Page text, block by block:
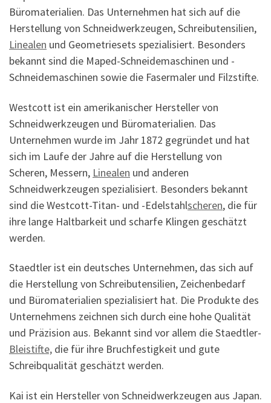
Büromaterialien. Das Unternehmen hat sich auf die
Herstellung von Schneidwerkzeugen, Schreibutensilien,
Linealen und Geometriesets spezialisiert. Besonders
bekannt sind die Maped-Schneidemaschinen und -
Schneidemaschinen sowie die Fasermaler und Filzstifte.
Westcott ist ein amerikanischer Hersteller von
Schneidwerkzeugen und Büromaterialien. Das
Unternehmen wurde im Jahr 1872 gegründet und hat
sich im Laufe der Jahre auf die Herstellung von
Scheren, Messern, Linealen und anderen
Schneidwerkzeugen spezialisiert. Besonders bekannt
sind die Westcott-Titan- und -Edelstahlscheren, die für
ihre lange Haltbarkeit und scharfe Klingen geschätzt
werden.
Staedtler ist ein deutsches Unternehmen, das sich auf
die Herstellung von Schreibutensilien, Zeichenbedarf
und Büromaterialien spezialisiert hat. Die Produkte des
Unternehmens zeichnen sich durch eine hohe Qualität
und Präzision aus. Bekannt sind vor allem die Staedtler-
Bleistifte, die für ihre Bruchfestigkeit und gute
Schreibqualität geschätzt werden.
Kai ist ein Hersteller von Schneidwerkzeugen aus Japan.